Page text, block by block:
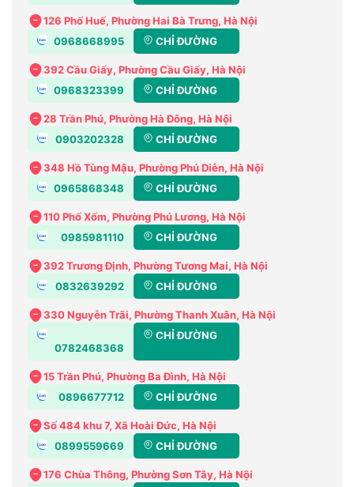
126 Phố Huế, Phường Hai Bà Trưng, Hà Nội
0968668995
CHỈ ĐƯỜNG
392 Cầu Giấy, Phường Cầu Giấy, Hà Nội
0968323399
CHỈ ĐƯỜNG
28 Trần Phú, Phường Hà Đông, Hà Nội
0903202328
CHỈ ĐƯỜNG
348 Hồ Tùng Mậu, Phường Phú Diễn, Hà Nội
0965868348
CHỈ ĐƯỜNG
110 Phố Xốm, Phường Phú Lương, Hà Nội
0985981110
CHỈ ĐƯỜNG
392 Trương Định, Phường Tương Mai, Hà Nội
0832639292
CHỈ ĐƯỜNG
330 Nguyễn Trãi, Phường Thanh Xuân, Hà Nội
0782468368
CHỈ ĐƯỜNG
15 Trần Phú, Phường Ba Đình, Hà Nội
0896677712
CHỈ ĐƯỜNG
Số 484 khu 7, Xã Hoài Đức, Hà Nội
0899559669
CHỈ ĐƯỜNG
176 Chùa Thông, Phường Sơn Tây, Hà Nội